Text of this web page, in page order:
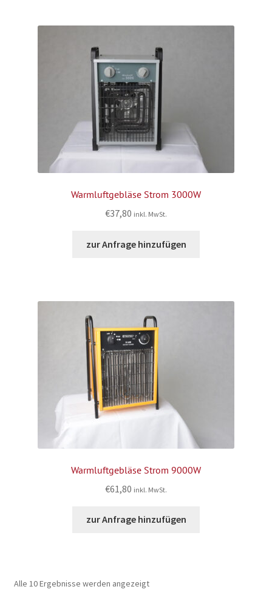
Warmluftgebläse Strom 3000W
€37,80 inkl. MwSt.
zur Anfrage hinzufügen
Warmluftgebläse Strom 9000W
€61,80 inkl. MwSt.
zur Anfrage hinzufügen
Alle 10 Ergebnisse werden angezeigt